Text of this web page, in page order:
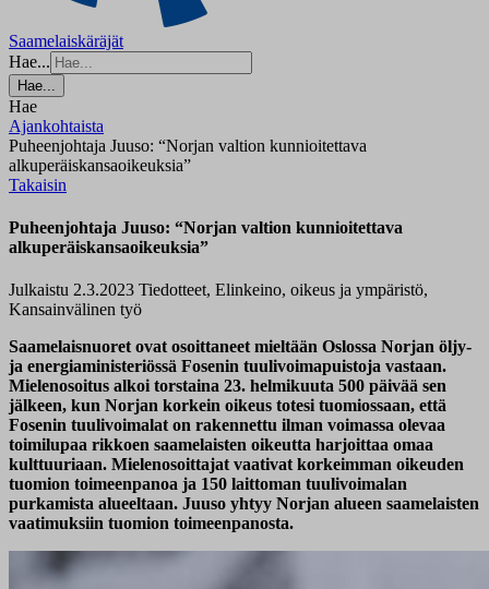
Saamelaiskäräjät
Hae...
Hae...
Hae
Ajankohtaista
Puheenjohtaja Juuso: “Norjan valtion kunnioitettava
alkuperäiskansaoikeuksia”
Takaisin
Puheenjohtaja Juuso: “Norjan valtion kunnioitettava
alkuperäiskansaoikeuksia”
Julkaistu 2.3.2023 Tiedotteet, Elinkeino, oikeus ja ympäristö,
Kansainvälinen työ
Saamelaisnuoret ovat osoittaneet mieltään Oslossa Norjan öljy-
ja energiaministeriössä Fosenin tuulivoimapuistoja vastaan.
Mielenosoitus alkoi torstaina 23. helmikuuta 500 päivää sen
jälkeen, kun Norjan korkein oikeus totesi tuomiossaan, että
Fosenin tuulivoimalat on rakennettu ilman voimassa olevaa
toimilupaa rikkoen saamelaisten oikeutta harjoittaa omaa
kulttuuriaan. Mielenosoittajat vaativat korkeimman oikeuden
tuomion toimeenpanoa ja 150 laittoman tuulivoimalan
purkamista alueeltaan. Juuso yhtyy Norjan alueen saamelaisten
vaatimuksiin tuomion toimeenpanosta.